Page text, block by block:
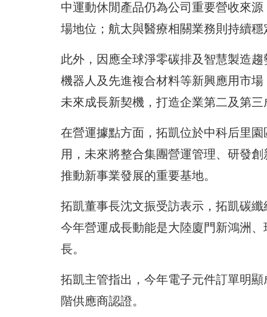
中運動休閒產品仍為公司重要營收來
場地位；航太與醫療相關業務則持續
此外，因應全球淨零碳排及智慧製造
機器人及先進複合材料等新興應用市
未來成長新契機，打造企業第二及第三
在營運據點方面，拓凱位於中科后里
用，未來將整合集團營運管理、研發
推動新事業發展的重要基地。
拓凱董事長沈文振受訪表示，拓凱碳
今年營運成長動能是大陸廈門新鴻洲
長。
拓凱主管指出，今年電子元件訂單明
階供應商認證。